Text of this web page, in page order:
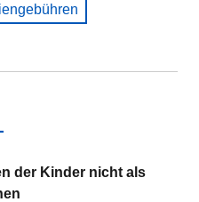
der Kinder nicht als